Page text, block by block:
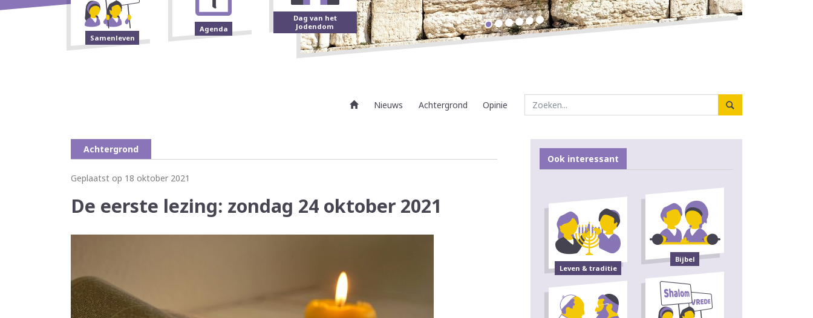
Samenleven
Agenda
Dag van het
Jodendom
Nieuws Achtergrond Opinie
Achtergrond
Geplaatst op 18 oktober 2021
De eerste lezing: zondag 24 oktober 2021
Ook interessant
Leven & traditie
Bijbel